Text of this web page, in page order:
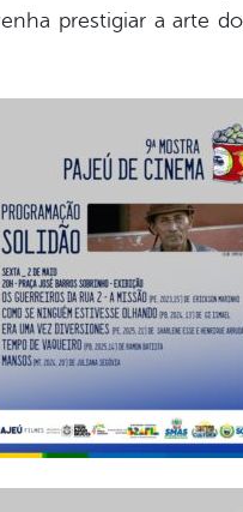
prestigiar a arte